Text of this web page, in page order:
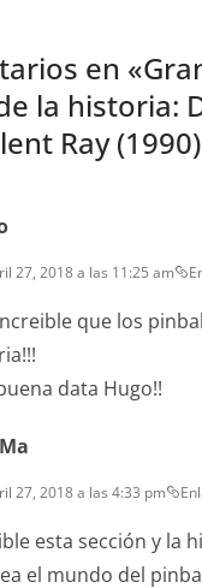
en «
la historia:
Ray (1990)
27, 2018 a las 11:25 am
que los
data Hugo!!
27, 2018 a las 4:33 pm
esta sección y la
el mundo del